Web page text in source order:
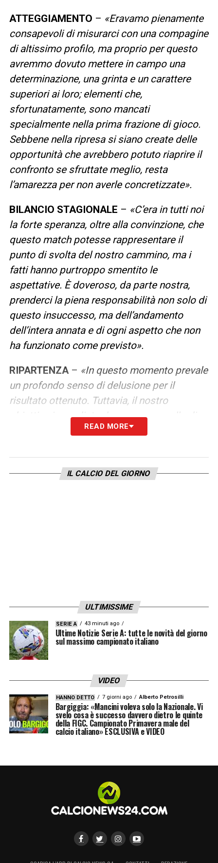
ATTEGGIAMENTO – «Eravamo pienamente
consapevoli di misurarci con una compagine
di altissimo profilo, ma proprio per questo
avremmo dovuto mettere in campo una
determinazione, una grinta e un carattere
superiori ai loro; elementi che,
sfortunatamente, sono mancati
specialmente nella prima frazione di gioco.
Sebbene nella ripresa si siano create delle
opportunità che avrebbero potuto riaprire il
confronto se sfruttate meglio, resta
l’amarezza per non averle concretizzate».
BILANCIO STAGIONALE – «C’era in tutti noi
la forte speranza, oltre alla convinzione, che
questo match potesse rappresentare il
punto di svolta del nostro cammino, ma i
fatti hanno purtroppo smentito le
aspettative. È doveroso, da parte nostra,
prenderci la piena responsabilità non solo di
questo insuccesso, ma dell’andamento
dell’intera annata e di ogni aspetto che non
ha funzionato come previsto».
RIPARTENZA – «In questo momento prevale
un profondo senso di delusione per il
risultato ottenuto. Tuttavia, il nostro
obiettivo immediato deve essere quello di
metabolizzare questa sconfitta e lasciarcela
da poter guardare avanti e concentrarci sui
prossimi impegni».
READ MORE
IL CALCIO DEL GIORNO
ULTIMISSIME
SERIE A 43 minuti ago
Ultime Notizie Serie A: tutte le novità del giorno
sul massimo campionato italiano
VIDEO
HANNO DETTO 7 giorni ago Alberto Petrosilli
Bargiggia: «Mancini voleva solo la Nazionale. Vi
svelo cosa è successo davvero dietro le quinte
della FIGC. Campionato Primavera male del
calcio italiano» ESCLUSIVA e VIDEO